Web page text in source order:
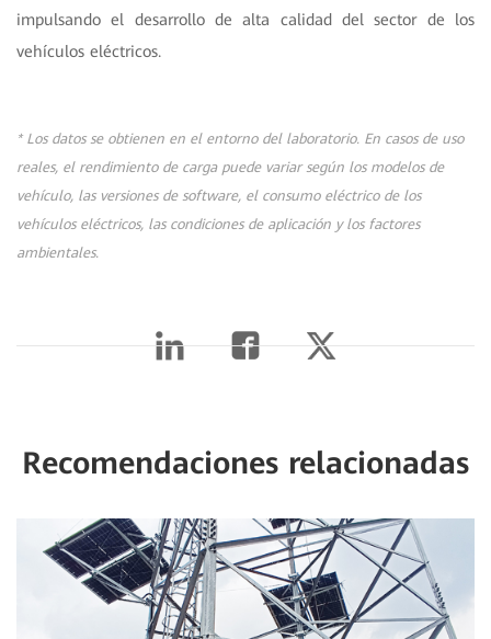
impulsando el desarrollo de alta calidad del sector de los
vehículos eléctricos.
* Los datos se obtienen en el entorno del laboratorio. En casos de uso
reales, el rendimiento de carga puede variar según los modelos de
vehículo, las versiones de software, el consumo eléctrico de los
vehículos eléctricos, las condiciones de aplicación y los factores
ambientales.
Recomendaciones relacionadas